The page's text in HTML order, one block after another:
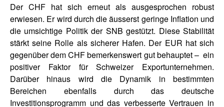
Der CHF hat sich erneut als ausgesprochen robust
erwiesen. Er wird durch die äusserst geringe Inflation und
die umsichtige Politik der SNB gestützt. Diese Stabilität
stärkt seine Rolle als sicherer Hafen. Der EUR hat sich
gegenüber dem CHF bemerkenswert gut behauptet – ein
positiver Faktor für Schweizer Exportunternehmen.
Darüber hinaus wird die Dynamik in bestimmten
Bereichen ebenfalls durch das deutsche
Investitionsprogramm und das verbesserte Vertrauen in